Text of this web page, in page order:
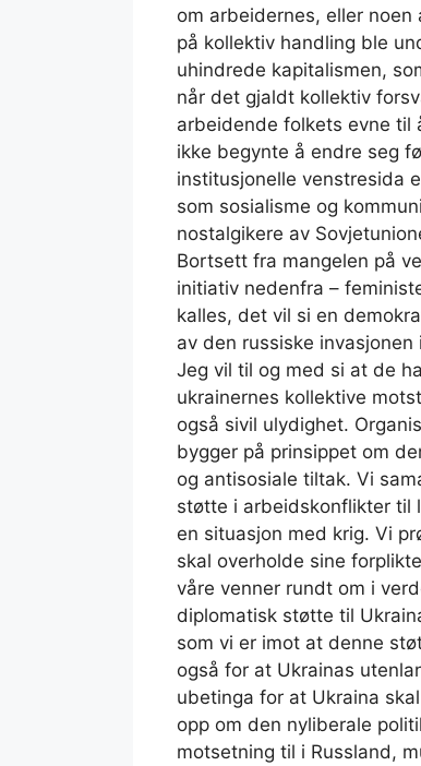
om arbeidernes, eller
på kollektiv handling ble
uhindrede kapitalismen,
når det gjaldt kollektiv
arbeidende folkets evne til
ikke begynte å endre seg
institusjonelle venstresida
som sosialisme og
nostalgikere av
Bortsett fra mangelen på
initiativ nedenfra –
kalles, det vil si en
av den russiske
Jeg vil til og med si at de
ukrainernes kollektive
også sivil ulydighet.
bygger på prinsippet om
og antisosiale tiltak. Vi
støtte i arbeidskonflikter til
en situasjon med krig. Vi
skal overholde sine
våre venner rundt om i
diplomatisk støtte til
som vi er imot at denne
også for at Ukrainas
ubetinga for at Ukraina
opp om den nyliberale
motsetning til i Russland,